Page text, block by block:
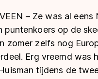
historie
Langebaan
– Ze was al eens
puntenkoers op de
zomer zelfs nog
Erg vreemd was
tijdens de